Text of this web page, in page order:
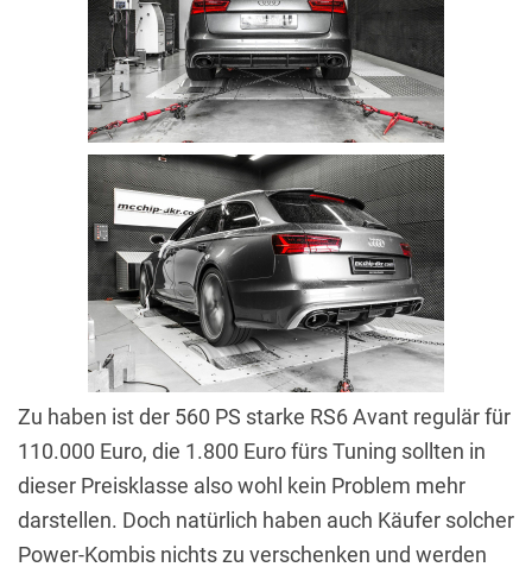
Zu haben ist der 560 PS starke RS6 Avant regulär für
110.000 Euro, die 1.800 Euro fürs Tuning sollten in
dieser Preisklasse also wohl kein Problem mehr
darstellen. Doch natürlich haben auch Käufer solcher
Power-Kombis nichts zu verschenken und werden